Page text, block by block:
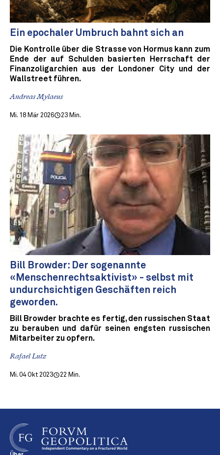
Ein epochaler Umbruch bahnt sich an
Die Kontrolle über die Strasse von Hormus kann zum
Ende der auf Schulden basierten Herrschaft der
Finanzoligarchien aus der Londoner City und der
Wallstreet führen.
Andreas Mylaeus
Mi. 18 Mär 2026 23 Min.
Bill Browder: Der sogenannte
«Menschenrechtsaktivist» - selbst mit
undurchsichtigen Geschäften reich
geworden.
Bill Browder brachte es fertig, den russischen Staat
zu berauben und dafür seinen engsten russischen
Mitarbeiter zu opfern.
Rafael Lutz
Mi. 04 Okt 2023 22 Min.